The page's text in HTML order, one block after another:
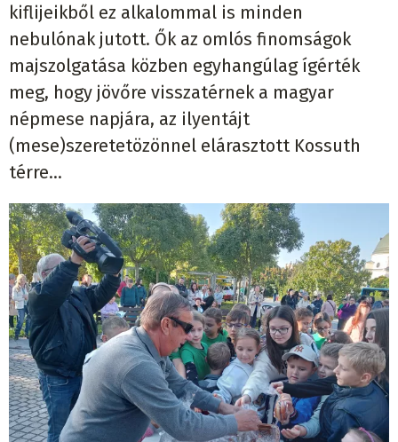
kiflijeikből ez alkalommal is minden
nebulónak jutott. Ők az omlós finomságok
majszolgatása közben egyhangúlag ígérték
meg, hogy jövőre visszatérnek a magyar
népmese napjára, az ilyentájt
(mese)szeretetözönnel elárasztott Kossuth
térre…